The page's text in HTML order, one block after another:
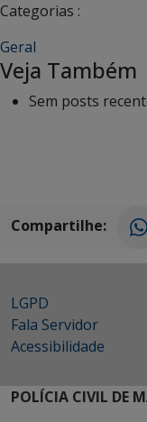
Categorias :
Geral
Veja Também
Sem posts
Compartilhe:
LGPD
Fala Servidor
Acessibilidade
POLÍCIA CIVIL DE